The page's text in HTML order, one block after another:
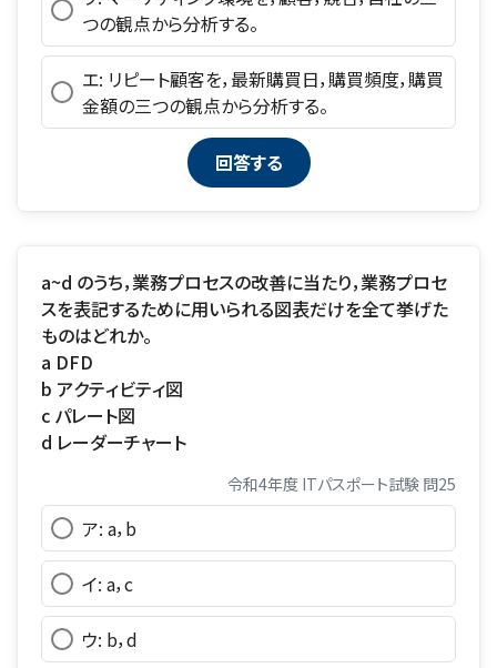
つの観点から分析する。
エ: リピート顧客を，最新購買日，購買頻度，購買
金額の三つの観点から分析する。
a~d のうち，業務プロセスの改善に当たり，業務プロセ
スを表記するために用いられる図表だけを全て挙げた
ものはどれか。
a DFD
b アクティビティ図
c パレート図
d レーダーチャート
令和4年度 ITパスポート試験 問25
ア: a，b
イ: a，c
ウ: b，d